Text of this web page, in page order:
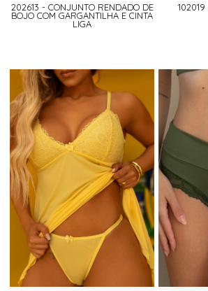
202613 - CONJUNTO RENDADO DE
BOJO COM GARGANTILHA E CINTA
LIGA